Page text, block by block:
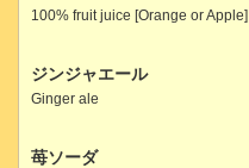
100% fruit juice [Orange or Apple]
ジンジャエール
Ginger ale
苺ソーダ